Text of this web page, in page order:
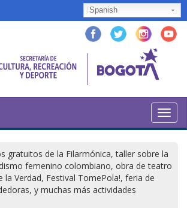
Spanish
gratuitos de la Filarmónica, taller sobre la
femenino colombiano, obra de teatro
la Verdad, Festival TomePola!, feria de
y muchas más actividades